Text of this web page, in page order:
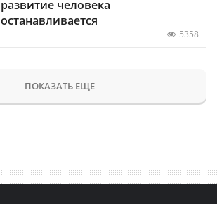
развитие человека
останавливается
5358
ПОКАЗАТЬ ЕЩЕ